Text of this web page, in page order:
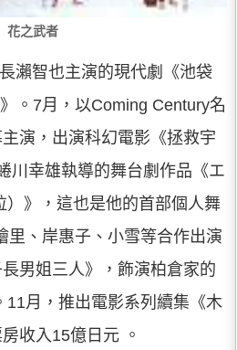
花之武者
瀨智也主演的現代劇《池袋
。7月，以Coming Century名
演，出演科幻電影《拯救宇
川幸雄執導的舞台劇作品《エ
）》，這也是他的首部個人舞
里、岸惠子、小雪等合作出演
男姐三人》，飾演柏倉家的
11月，推出電影系列續集《木
收入15億日元 。